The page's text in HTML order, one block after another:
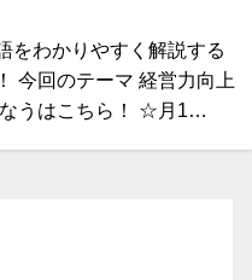
をわかりやすく解説する
今回のテーマ 経営力向上
うはこちら！ ☆月1…